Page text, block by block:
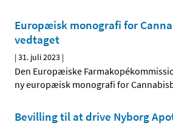
Europæisk monografi for
vedtaget
|31. juli 2023 |
Den Europæiske
ny europæisk monografi for
Bevilling til at drive Nyborg